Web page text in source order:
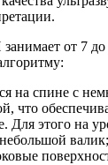
от 7
на спине с
что
Для этого на
валик;